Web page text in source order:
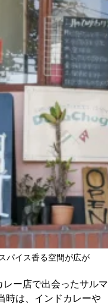
パイス香る空間が広が
ー店で出会ったサルマ
時は、インドカレーや